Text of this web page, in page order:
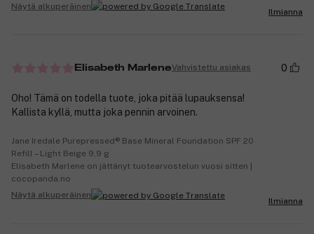
Näytä alkuperäinen
Ilmianna
Elisabeth MarleneVahvistettu asiakas 0
Oho! Tämä on todella tuote, joka pitää lupauksensa!
Kallista kyllä, mutta joka pennin arvoinen.
Jane Iredale Purepressed® Base Mineral Foundation SPF 20
Refill – Light Beige 9,9 g
Elisabeth Marlene on jättänyt tuotearvostelun vuosi sitten |
cocopanda.no
Näytä alkuperäinen
Ilmianna